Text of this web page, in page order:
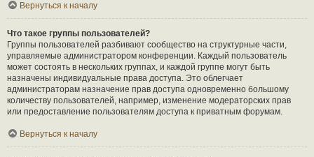
Вернуться к началу
Что такое группы пользователей?
Группы пользователей разбивают сообщество на структурные части,
управляемые администратором конференции. Каждый пользователь
может состоять в нескольких группах, и каждой группе могут быть
назначены индивидуальные права доступа. Это облегчает
администраторам назначение прав доступа одновременно большому
количеству пользователей, например, изменение модераторских прав
или предоставление пользователям доступа к приватным форумам.
Вернуться к началу